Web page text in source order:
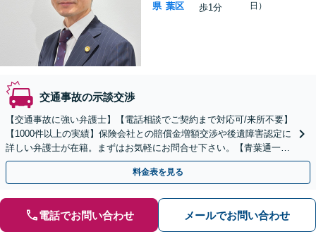
県 葉区
歩1分
日）
交通事故の示談交渉
【交通事故に強い弁護士】【電話相談でご契約まで対応可/来所不要】
【1000件以上の実績】保険会社との賠償金増額交渉や後遺障害認定に
詳しい弁護士が在籍。まずはお気軽にお問合せ下さい。【青葉通一番
町駅 徒歩1分】
料金表を見る
電話でお問い合わせ メールでお問い合わせ